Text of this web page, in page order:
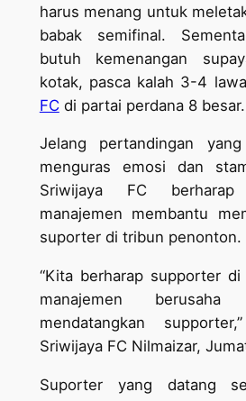
harus menang untuk
babak semifinal.
butuh kemenangan
kotak, pasca kalah 3-4
FCdi partai perdana 8 besar.
Jelang pertandingan
menguras emosi dan
Sriwijaya FC
manajemen membantu
suporter di tribun penonton.
“Kita berharap supporter
manajemen
mendatangkan
Sriwijaya FC Nilmaizar,
Suporter yang datang